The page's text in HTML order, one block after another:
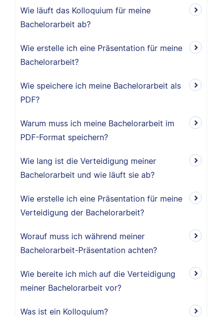
Wie läuft das Kolloquium für meine
Bachelorarbeit ab?
Wie erstelle ich eine Präsentation für meine
Bachelorarbeit?
Wie speichere ich meine Bachelorarbeit als
PDF?
Warum muss ich meine Bachelorarbeit im
PDF-Format speichern?
Wie lang ist die Verteidigung meiner
Bachelorarbeit und wie läuft sie ab?
Wie erstelle ich eine Präsentation für meine
Verteidigung der Bachelorarbeit?
Worauf muss ich während meiner
Bachelorarbeit-Präsentation achten?
Wie bereite ich mich auf die Verteidigung
meiner Bachelorarbeit vor?
Was ist ein Kolloquium?